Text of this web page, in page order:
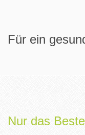
Für ein
Nur das